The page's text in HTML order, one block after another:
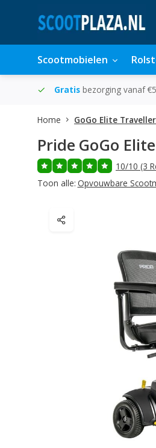
Scootmobielen
Gratis bezorging vanaf
Home GoGo Elite
Pride GoGo
10/10 (3
Toon alle: Opvouwbare